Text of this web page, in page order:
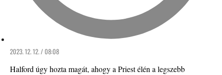
2023. 12. 12. / 08:08
Halford úgy hozta magát, ahogy a Priest élén a legszebb